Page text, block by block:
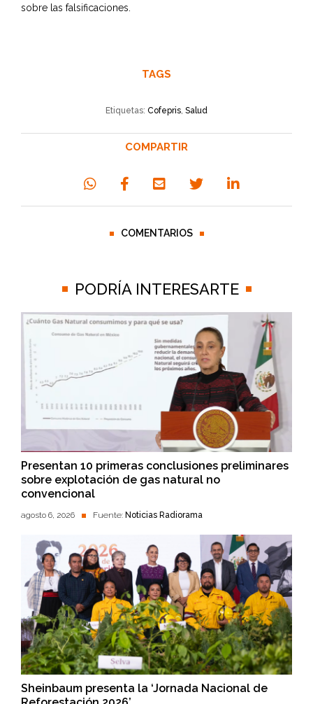
sobre las falsificaciones.
TAGS
Etiquetas: Cofepris, Salud
COMPARTIR
COMENTARIOS
PODRÍA INTERESARTE
Presentan 10 primeras conclusiones preliminares
sobre explotación de gas natural no
convencional
agosto 6, 2026 Fuente: Noticias Radiorama
Sheinbaum presenta la ‘Jornada Nacional de